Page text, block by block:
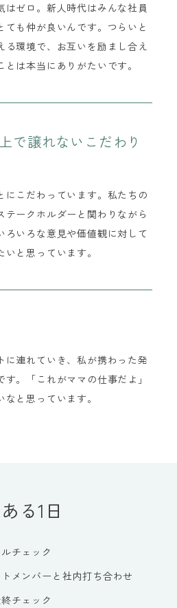
はゼロ。新人時代はみんな社員
ても仲が良いんです。つらいと
る環境で、お互いを励まし合え
は本当にありがたいです。
譲れないこだわり
にこだわっています。私たちの
テークホルダーと関わりながら
ろいろな意見や価値観に対して
と思っています。
に連れていき、私が携わった発
。「これがママの仕事だよ」
と思っています。
る1日
チェック
メンバーと社内打ち合わせ
チェック